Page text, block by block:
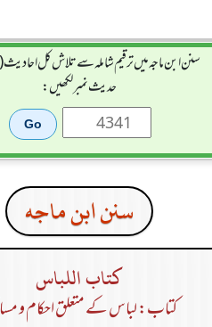
سنن ابن ماجہ میں ترقیم شاملہ سے تلاش کل احادیث (4341)
حدیث نمبر لکھیں:
سنن ابن ماجه
كتاب اللباس
کتاب: لباس کے متعلق احکام و